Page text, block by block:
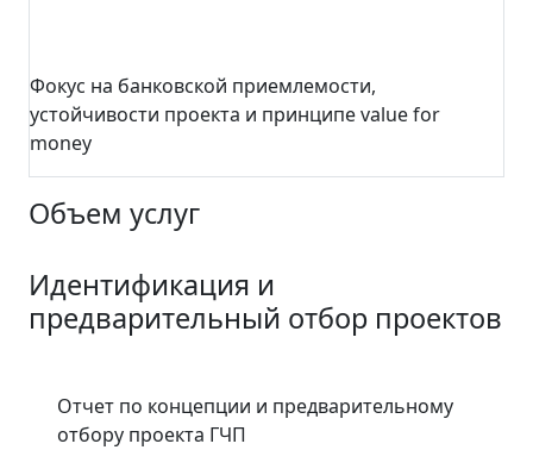
Фокус на банковской приемлемости,
устойчивости проекта и принципе value for
money
Объем услуг
Идентификация и
предварительный отбор проектов
Отчет по концепции и предварительному
отбору проекта ГЧП